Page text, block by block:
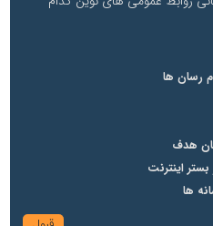
رسان ها
هدف
اینترنت
ها